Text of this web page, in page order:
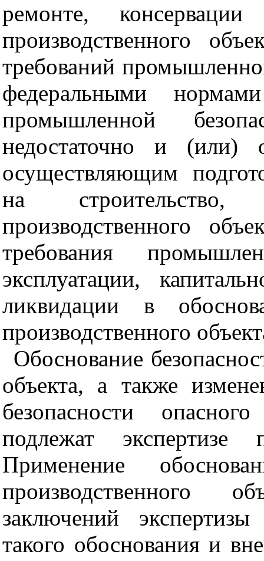
ремонте,
производственного
требований
федеральными
промышленной
недостаточно и (или)
осуществляющим
на строительство,
производственного
требования
эксплуатации,
ликвидации в
производственного
Обоснование
объекта, а также
безопасности
подлежат экспертизе
Применение
производственного
заключений
такого обоснования и